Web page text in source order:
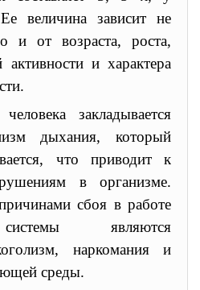
величина зависит не
и от возраста, роста,
активности и характера
закладывается
дыхания, который
что приводит к
в организме.
сбоя в работе
являются
наркомания и
среды.